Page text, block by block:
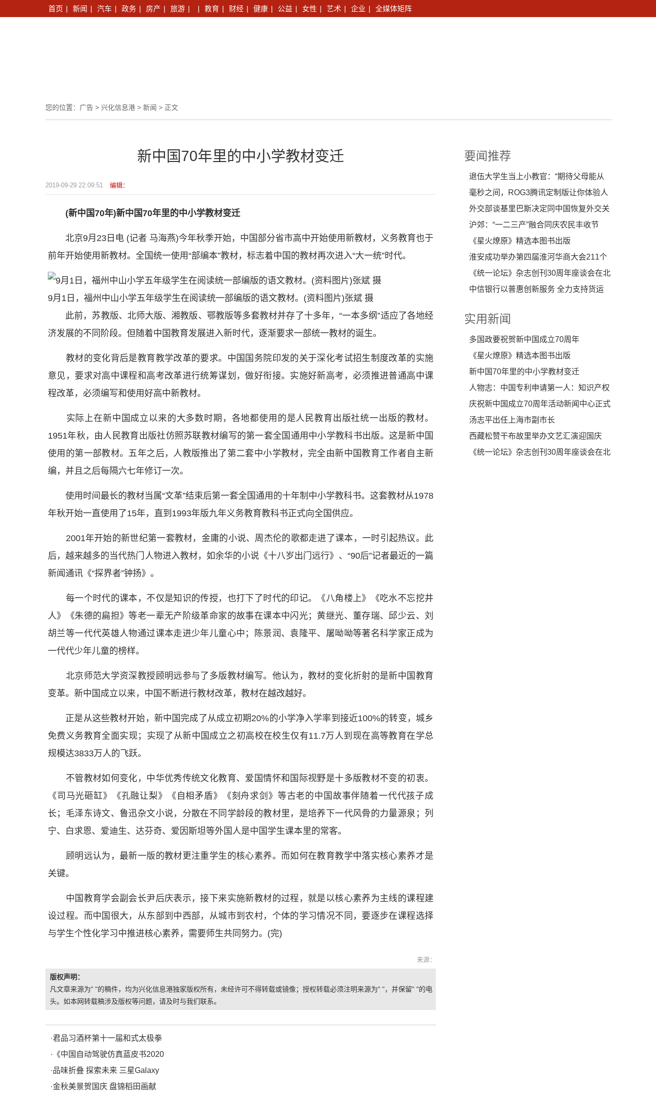
首页 | 新闻 | 汽车 | 政务 | 房产 | 旅游 | | 教育 | 财经 | 健康 | 公益 | 女性 | 艺术 | 企业 | 全媒体矩阵
您的位置： 广告 > 兴化信息港 > 新闻 > 正文
新中国70年里的中小学教材变迁
2019-09-29 22:09:51 编辑：
(新中国70年)新中国70年里的中小学教材变迁
北京9月23日电 (记者 马海燕)今年秋季开始，中国部分省市高中开始使用新教材，义务教育也于
前年开始使用新教材。全国统一使用“部编本”教材，标志着中国的教材再次进入“大一统”时代。
9月1日，福州中山小学五年级学生在阅读统一部编版的语文教材。(资料图片)张斌 摄
此前，苏教版、北师大版、湘教版、鄂教版等多套教材并存了十多年，“一本多纲”适应了各地经
济发展的不同阶段。但随着中国教育发展进入新时代，逐渐要求一部统一教材的诞生。
教材的变化背后是教育教学改革的要求。中国国务院印发的关于深化考试招生制度改革的实施
意见，要求对高中课程和高考改革进行统筹谋划，做好衔接。实施好新高考，必须推进普通高中课
程改革，必须编写和使用好高中新教材。
实际上在新中国成立以来的大多数时期，各地都使用的是人民教育出版社统一出版的教材。
1951年秋，由人民教育出版社仿照苏联教材编写的第一套全国通用中小学教科书出版。这是新中国
使用的第一部教材。五年之后，人教版推出了第二套中小学教材，完全由新中国教育工作者自主新
编，并且之后每隔六七年修订一次。
使用时间最长的教材当属“文革”结束后第一套全国通用的十年制中小学教科书。这套教材从1978
年秋开始一直使用了15年，直到1993年版九年义务教育教科书正式向全国供应。
2001年开始的新世纪第一套教材，金庸的小说、周杰伦的歌都走进了课本，一时引起热议。此
后，越来越多的当代热门人物进入教材，如余华的小说《十八岁出门远行》、“90后”记者最近的一篇
新闻通讯《“探界者”钟扬》。
每一个时代的课本，不仅是知识的传授，也打下了时代的印记。《八角楼上》《吃水不忘挖井
人》《朱德的扁担》等老一辈无产阶级革命家的故事在课本中闪光；黄继光、董存瑞、邱少云、刘
胡兰等一代代英雄人物通过课本走进少年儿童心中；陈景润、袁隆平、屠呦呦等著名科学家正成为
一代代少年儿童的榜样。
北京师范大学资深教授顾明远参与了多版教材编写。他认为，教材的变化折射的是新中国教育
变革。新中国成立以来，中国不断进行教材改革，教材在越改越好。
正是从这些教材开始，新中国完成了从成立初期20%的小学净入学率到接近100%的转变，城乡
免费义务教育全面实现；实现了从新中国成立之初高校在校生仅有11.7万人到现在高等教育在学总
规模达3833万人的飞跃。
不管教材如何变化，中华优秀传统文化教育、爱国情怀和国际视野是十多版教材不变的初衷。
《司马光砸缸》《孔融让梨》《自相矛盾》《刻舟求剑》等古老的中国故事伴随着一代代孩子成
长；毛泽东诗文、鲁迅杂文小说，分散在不同学龄段的教材里，是培养下一代风骨的力量源泉；列
宁、白求恩、爱迪生、达芬奇、爱因斯坦等外国人是中国学生课本里的常客。
顾明远认为，最新一版的教材更注重学生的核心素养。而如何在教育教学中落实核心素养才是
关键。
中国教育学会副会长尹后庆表示，接下来实施新教材的过程，就是以核心素养为主线的课程建
设过程。而中国很大，从东部到中西部，从城市到农村，个体的学习情况不同，要逐步在课程选择
与学生个性化学习中推进核心素养，需要师生共同努力。(完)
来源：
版权声明：
凡文章来源为" "的稿件，均为兴化信息港独家版权所有，未经许可不得转载或镜像；授权转载必须注明来源为" "，并保留" "的电
头。如本网转载稿涉及版权等问题，请及时与我们联系。
·君品习酒杯第十一届和式太极拳
· 《中国自动驾驶仿真蓝皮书2020
·品味折叠 探索未来 三星Galaxy
·金秋美景贺国庆 盘锦稻田画献
要闻推荐
退伍大学生当上小教官：“期待父母能从
电视上看到我”
毫秒之间，ROG3腾讯定制版让你体验人
生巅峰
外交部谈基里巴斯决定同中国恢复外交关
系：该来的早晚
沪郊：“一二三产”融合同庆农民丰收节
《星火燎原》精选本图书出版
淮安成功举办第四届淮河华商大会211个
签约项目 总投资
《统一论坛》杂志创刊30周年座谈会在北
京举行
中信银行以普惠创新服务 全力支持货运
实用新闻
多国政要祝贺新中国成立70周年
《星火燎原》精选本图书出版
新中国70年里的中小学教材变迁
人物志：中国专利申请第一人：知识产权
激发全民创造性
庆祝新中国成立70周年活动新闻中心正式
启用
汤志平出任上海市副市长
西藏松赞干布故里举办文艺汇演迎国庆
《统一论坛》杂志创刊30周年座谈会在北